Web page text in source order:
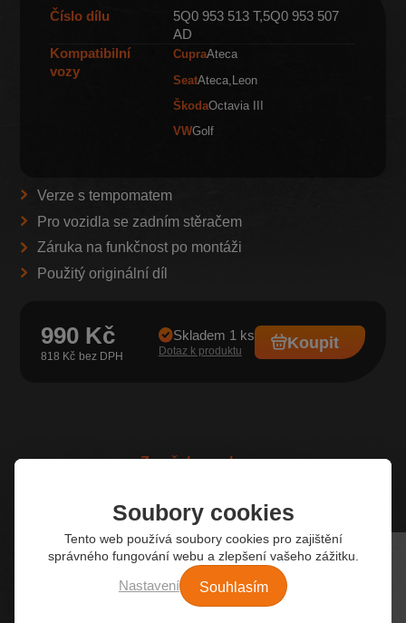
Číslo dílu
5Q0 953 513 T,5Q0 953 507
AD
Kompatibilní
vozy
CupraAteca
SeatAteca Leon
ŠkodaOctavia III
VWGolf
Verze s tempomatem
Pro vozidla se zadním stěračem
Záruka na funkčnost po montáži
Použitý originální díl
990 Kč
818 Kč
Skladem 1 ks
Dotaz k produktu Koupit
Z našeho e-shopu
Soubory cookies
Tento web používá soubory cookies pro zajištění
správného fungování webu a zlepšení vašeho zážitku.
Nastavení Souhlasím